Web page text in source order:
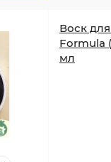
Воск
Formula
мл